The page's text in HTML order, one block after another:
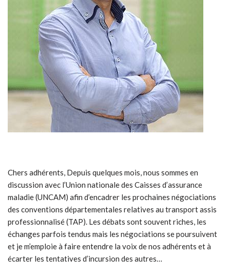
Chers adhérents, Depuis quelques mois, nous sommes en
discussion avec l’Union nationale des Caisses d’assurance
maladie (UNCAM) afin d’encadrer les prochaines négociations
des conventions départementales relatives au transport assis
professionnalisé (TAP). Les débats sont souvent riches, les
échanges parfois tendus mais les négociations se poursuivent
et je m’emploie à faire entendre la voix de nos adhérents et à
écarter les tentatives d’incursion des autres…